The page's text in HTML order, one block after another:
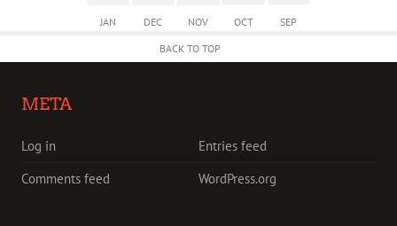
JAN DEC NOV OCT
SEP
BACK TO TOP
META
Log in
Entries feed
Comments feed
WordPress.org